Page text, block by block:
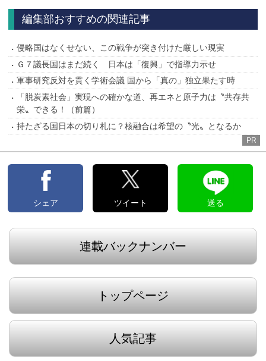
へ
へ
編集部おすすめの関連記事
侵略国はなくせない、この戦争が突き付けた厳しい現実
Ｇ７議長国はまだ続く 日本は「復興」で指導力示せ
軍事研究反対を貫く学術会議 国から「真の」独立果たす時
「脱炭素社会」実現への確かな道、再エネと原子力は〝共存共
栄〟できる！（前篇）
持たざる国日本の切り札に？核融合は希望の〝光〟となるか
PR
シェア ツイート 送る
連載バックナンバー
トップページ
人気記事